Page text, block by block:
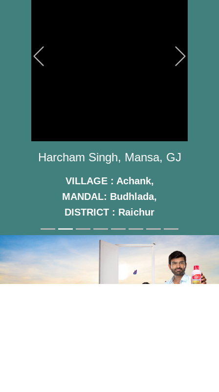
Harcham Singh, Mansa, GJ
VILLAGE : Achank,
MANDAL: Budhlada,
DISTRICT : Raichur